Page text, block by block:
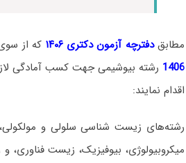
مطابق دفترچه آزمون دکتری ۱۴۰۶ که از
1406 رشته بیوشیمی جهت کسب آمادگی
اقدام نمایند:
رشته‌های زیست شناسی سلولی و مولکولی،
میکروبیولوژی، بیوفیزیک، زیست فناوری،